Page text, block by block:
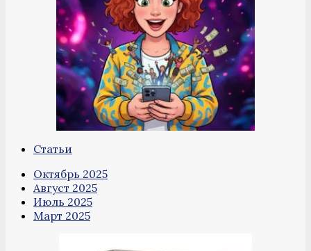
Статьи
Октябрь 2025
Август 2025
Июль 2025
Март 2025